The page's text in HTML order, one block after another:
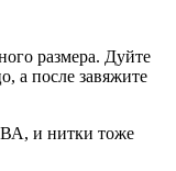
размера. Дуйте
а после завяжите
и нитки тоже